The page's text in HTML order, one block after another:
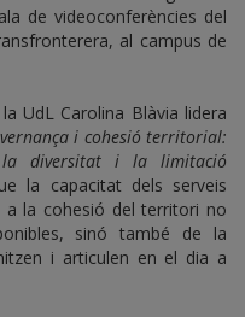
de videoconferències del
al campus de
UdL Carolina Blàvia lidera
i cohesió territorial:
la diversitat i la limitació
la capacitat dels serveis
a la cohesió del territori no
sinó també de la
i articulen en el dia a